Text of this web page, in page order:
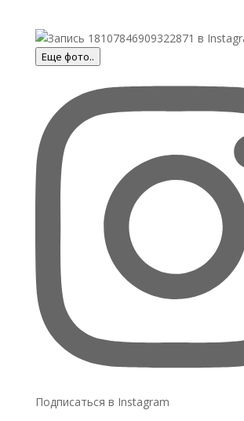
Еще фото..
Подписаться в Instagram